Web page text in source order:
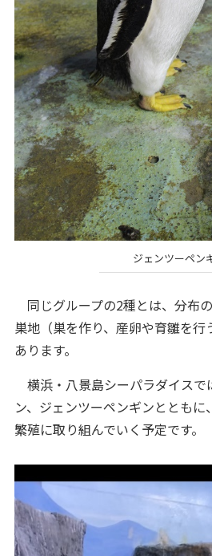
ジェンツーペン
同じグループの2種とは、分布
巣地（巣を作り、産卵や育雛を行
あります。
横浜・八景島シーパラダイスで
ン、ジェンツーペンギンととも
繁殖に取り組んでいく予定です。